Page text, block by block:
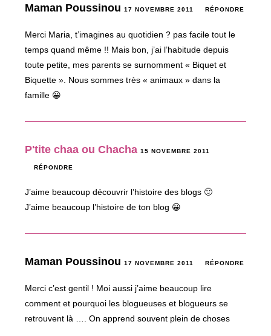
Maman Poussinou17 NOVEMBRE 2011 RÉPONDRE
Merci Maria, t’imagines au quotidien ? pas facile tout le
temps quand même !! Mais bon, j’ai l’habitude depuis
toute petite, mes parents se surnomment « Biquet et
Biquette ». Nous sommes très « animaux » dans la
famille 😀
P'tite chaa ou Chacha 15 NOVEMBRE 2011
RÉPONDRE
J’aime beaucoup découvrir l’histoire des blogs 🙂
J’aime beaucoup l’histoire de ton blog 😀
Maman Poussinou17 NOVEMBRE 2011 RÉPONDRE
Merci c’est gentil ! Moi aussi j’aime beaucoup lire
comment et pourquoi les blogueuses et blogueurs se
retrouvent là …. On apprend souvent plein de choses